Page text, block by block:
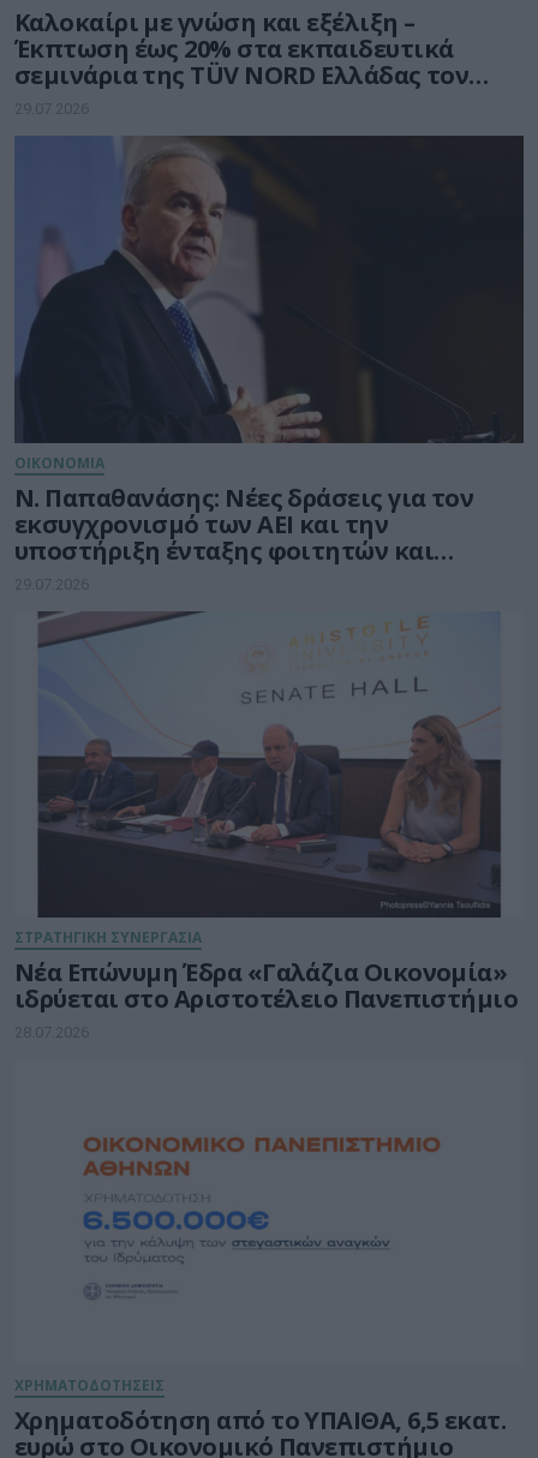
Καλοκαίρι με γνώση και εξέλιξη –
Έκπτωση έως 20% στα εκπαιδευτικά
σεμινάρια της TÜV NORD Ελλάδας τον
Αύγουστο
29.07.2026
ΟΙΚΟΝΟΜΙΑ
Ν. Παπαθανάσης: Νέες δράσεις για τον
εκσυγχρονισμό των ΑΕΙ και την
υποστήριξη ένταξης φοιτητών και
φοιτητριών στην αγορά εργασίας
29.07.2026
ΣΤΡΑΤΗΓΙΚΗ ΣΥΝΕΡΓΑΣΙΑ
Νέα Επώνυμη Έδρα «Γαλάζια Οικονομία»
ιδρύεται στο Αριστοτέλειο Πανεπιστήμιο
28.07.2026
ΧΡΗΜΑΤΟΔΟΤΗΣΕΙΣ
Χρηματοδότηση από το ΥΠΑΙΘΑ, 6,5 εκατ.
ευρώ στο Οικονομικό Πανεπιστήμιο